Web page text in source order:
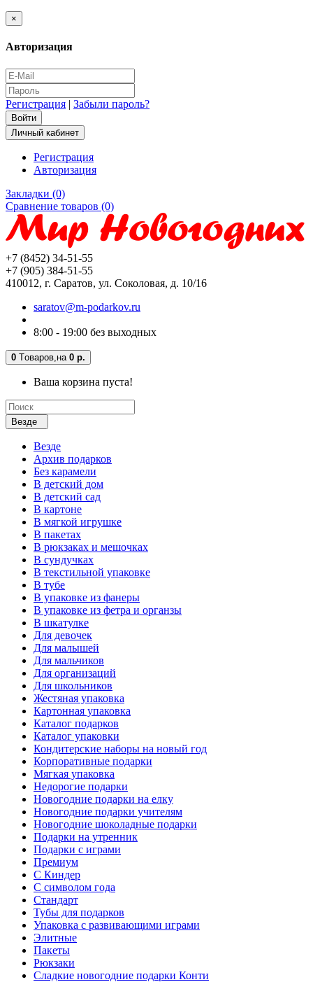
×
Авторизация
Регистрация | Забыли пароль?
Личный кабинет
Регистрация
Авторизация
Закладки (0)
Сравнение товаров (0)
+7 (8452) 34-51-55
+7 (905) 384-51-55
410012, г. Саратов, ул. Соколовая, д. 10/16
saratov@m-podarkov.ru
8:00 - 19:00 без выходных
0 Tоваров, на 0 р.
Ваша корзина пуста!
Везде
Везде
Архив подарков
Без карамели
В детский дом
В детский сад
В картоне
В мягкой игрушке
В пакетах
В рюкзаках и мешочках
В сундучках
В текстильной упаковке
В тубе
В упаковке из фанеры
В упаковке из фетра и органзы
В шкатулке
Для девочек
Для малышей
Для мальчиков
Для организаций
Для школьников
Жестяная упаковка
Картонная упаковка
Каталог подарков
Каталог упаковки
Кондитерские наборы на новый год
Корпоративные подарки
Мягкая упаковка
Недорогие подарки
Новогодние подарки на елку
Новогодние подарки учителям
Новогодние шоколадные подарки
Подарки на утренник
Подарки с играми
Премиум
С Киндер
С символом года
Стандарт
Тубы для подарков
Упаковка с развивающими играми
Элитные
Пакеты
Рюкзаки
Сладкие новогодние подарки Конти